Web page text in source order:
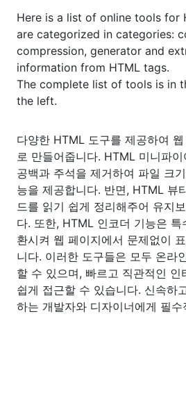
Here is a list of online tools for
are categorized in categories:
compression, generator and
information from HTML tags.
The complete list of tools is in
the left.
다양한 HTML 도구를 제공하여
로 만들어줍니다. HTML 미니파
공백과 주석을 제거하여 파일 크
능을 제공합니다. 반면, HTML 뷰
드를 읽기 쉽게 정리해주어 유지
다. 또한, HTML 인코더 기능은 특
환시켜 웹 페이지에서 문제없이
니다. 이러한 도구들은 모두 온라
할 수 있으며, 빠르고 직관적인 인
쉽게 접근할 수 있습니다. 신속하
하는 개발자와 디자이너에게 필